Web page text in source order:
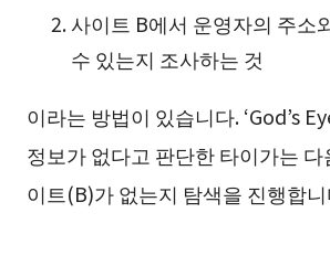
사이트 B에서 운영자의 주소
수 있는지 조사하는 것
이라는 방법이 있습니다. ‘God’s
정보가 없다고 판단한 타이가는
이트(B)가 없는지 탐색을 진행합